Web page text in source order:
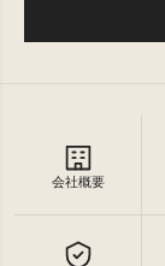
会社概要